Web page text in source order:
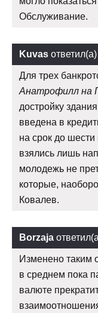
Обслуживание.
Kuvas ответил(а)
Для трех
Анатрофилл на
достройку
введена в
на срок до
взялись лишь
молодежь не
которые,
Ковалев.
Borzaja
Изменено
в среднем пока
валюте